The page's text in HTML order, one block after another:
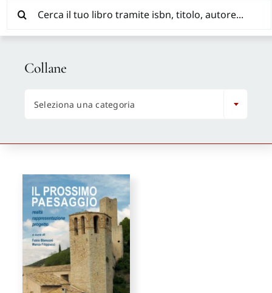
News ed Eventi
Distribuzione Wolrdwide
CONSIP / MEPA / ANVUR / CINECA
Autori
Proposte di pubblicazione
Gangemi Editore
per:
Collane
Seleziona una categoria